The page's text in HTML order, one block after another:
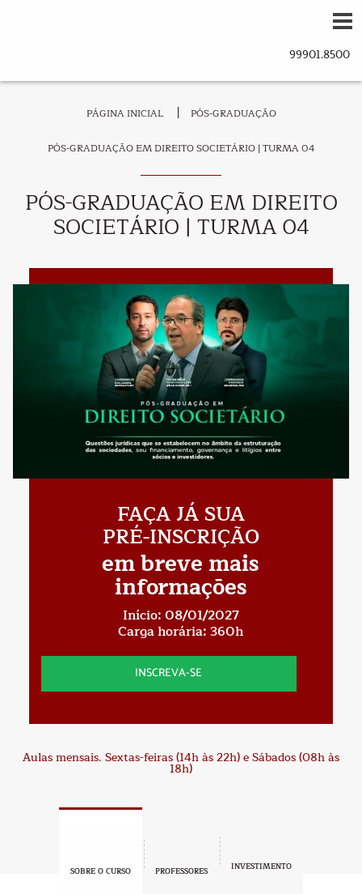
PÁGINA INICIAL PÓS-GRADUAÇÃO
PÓS-GRADUAÇÃO EM DIREITO SOCIETÁRIO | TURMA 04
PÓS-GRADUAÇÃO EM DIREITO
SOCIETÁRIO | TURMA 04
FAÇA JÁ SUA
PRÉ-INSCRIÇÃO
em breve mais
informações
Início: 08/01/2027
Carga horária: 360h
INSCREVA-SE
Aulas mensais. Sextas-feiras (14h às 22h) e Sábados (08h às
18h)